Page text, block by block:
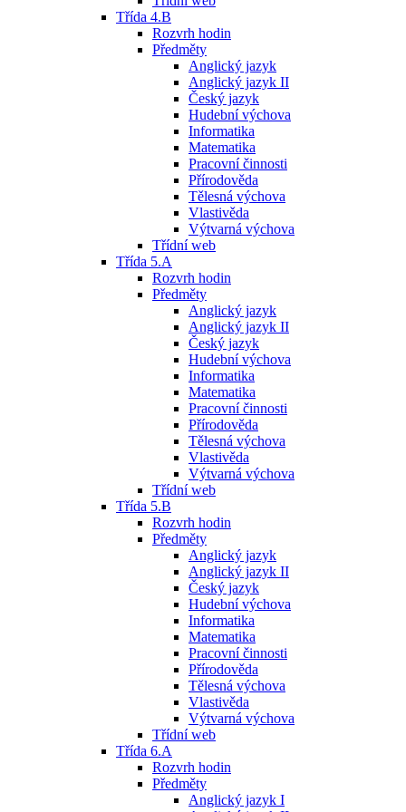
Třída 4.B
Rozvrh hodin
Předměty
Anglický jazyk
Anglický jazyk II
Český jazyk
Hudební výchova
Informatika
Matematika
Pracovní činnosti
Přírodověda
Tělesná výchova
Vlastivěda
Výtvarná výchova
Třídní web
Třída 5.A
Rozvrh hodin
Předměty
Anglický jazyk
Anglický jazyk II
Český jazyk
Hudební výchova
Informatika
Matematika
Pracovní činnosti
Přírodověda
Tělesná výchova
Vlastivěda
Výtvarná výchova
Třídní web
Třída 5.B
Rozvrh hodin
Předměty
Anglický jazyk
Anglický jazyk II
Český jazyk
Hudební výchova
Informatika
Matematika
Pracovní činnosti
Přírodověda
Tělesná výchova
Vlastivěda
Výtvarná výchova
Třídní web
Třída 6.A
Rozvrh hodin
Předměty
Anglický jazyk I